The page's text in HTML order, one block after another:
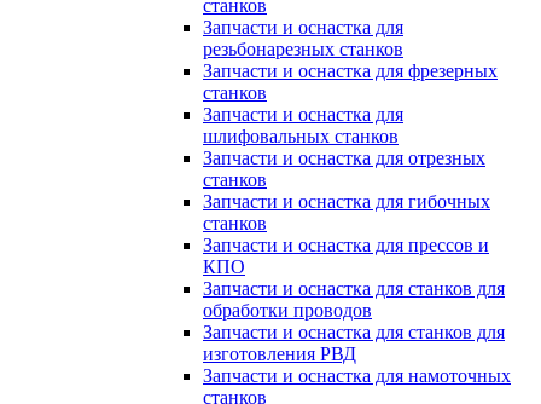
станков
Запчасти и оснастка для
резьбонарезных станков
Запчасти и оснастка для фрезерных
станков
Запчасти и оснастка для
шлифовальных станков
Запчасти и оснастка для отрезных
станков
Запчасти и оснастка для гибочных
станков
Запчасти и оснастка для прессов и
КПО
Запчасти и оснастка для станков для
обработки проводов
Запчасти и оснастка для станков для
изготовления РВД
Запчасти и оснастка для намоточных
станков